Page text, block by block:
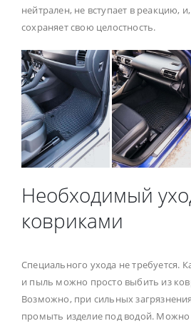
нейтрален, не вступает в реакцию,
сохраняет свою целостность.
Необходимый
ковриками
Специального ухода не требуется.
и пыль можно просто выбить из
Возможно, при сильных
промыть изделие под водой.